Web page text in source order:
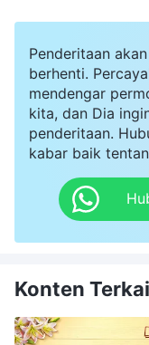
Penderitaan
berhenti.
mendengar
kita, dan Dia
penderitaan.
kabar baik
Konten